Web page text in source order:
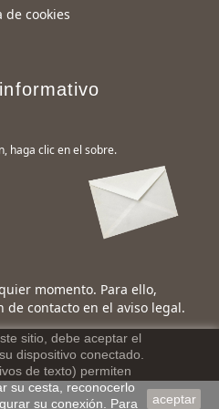
sitio, debe aceptar el
dispositivo conectado.
de texto) permiten
su cesta, reconocerlo
su conexión. Para
aceptar
de cookies
haga clic en el sobre.
momento. Para ello,
contacto en el aviso legal.